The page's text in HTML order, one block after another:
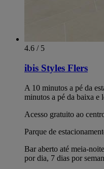
4.6 / 5
ibis Styles Flers
A 10 minutos a pé da
minutos a pé da baixa e
Acesso gratuito ao
Parque de
Bar aberto até meia-
por dia, 7 dias por